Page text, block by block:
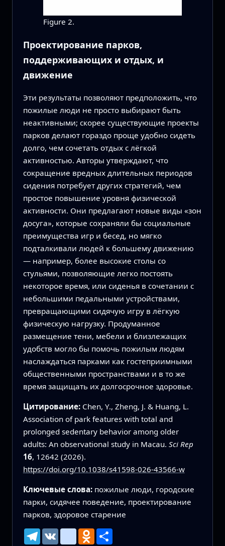
Figure 2.
Проектирование парков,
поддерживающих и отдых, и
движение
Эти результаты позволяют предположить, что
пожилые люди не просто выбирают быть
неактивными; скорее существующие проекты
парков делают гораздо проще удобно сидеть
долго, чем сочетать отдых с лёгкой
активностью. Авторы утверждают, что
сокращение вредных длительных периодов
сидения потребует других стратегий, чем
простое повышение уровня физической
активности. Они предлагают новые виды «зон
досуга», которые сохраняли бы социальные
преимущества игр и бесед, но мягко
подталкивали людей к большему движению
— например, более высокие столы со
стульями, позволяющие легко постоять
некоторое время, или сиденья в сочетании с
небольшими педальными устройствами,
превращающими сидячую игру в лёгкую
физическую нагрузку. Продуманное
размещение тени, мебели и близлежащих
удобств могло бы помочь пожилым людям
наслаждаться парками как гостеприимными
общественными пространствами и в то же
время защищать их долгосрочное здоровье.
Цитирование: Chen, Y., Zheng, J. & Huang, L.
Association of park features with total and
prolonged sedentary behavior among older
adults: An observational study in Macau. Sci Rep
16, 12642 (2026).
https://doi.org/10.1038/s41598-026-43566-w
Ключевые слова: пожилые люди, городские
парки, сидячее поведение, проектирование
парков, здоровое старение
Telegram
VK mailruOdnoklassniki
Ресурс